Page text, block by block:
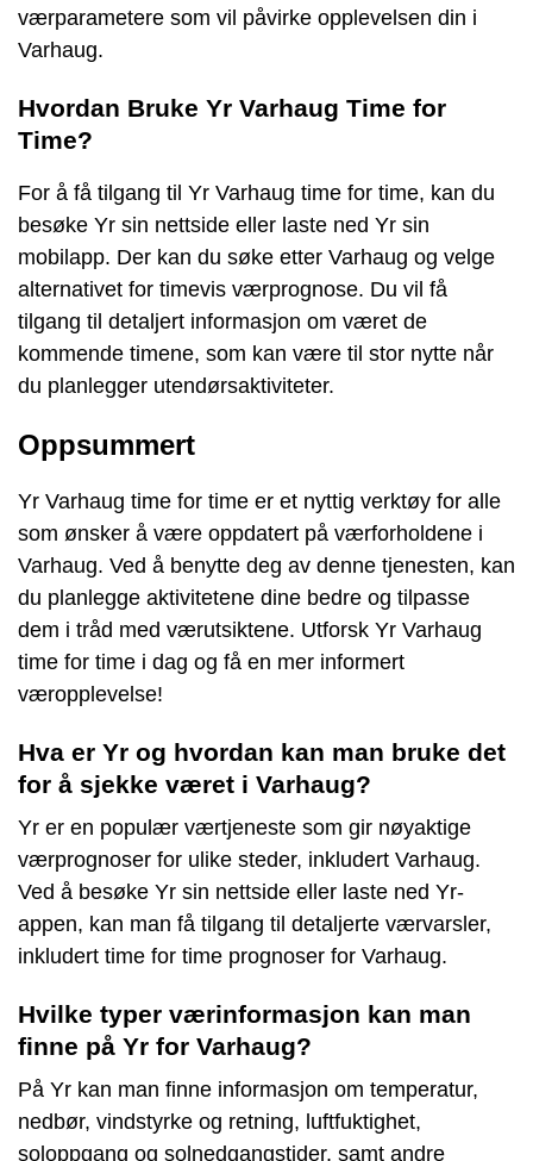
værparametere som vil påvirke opplevelsen din i
Varhaug.
Hvordan Bruke Yr Varhaug Time for
Time?
For å få tilgang til Yr Varhaug time for time, kan du
besøke Yr sin nettside eller laste ned Yr sin
mobilapp. Der kan du søke etter Varhaug og velge
alternativet for timevis værprognose. Du vil få
tilgang til detaljert informasjon om været de
kommende timene, som kan være til stor nytte når
du planlegger utendørsaktiviteter.
Oppsummert
Yr Varhaug time for time er et nyttig verktøy for alle
som ønsker å være oppdatert på værforholdene i
Varhaug. Ved å benytte deg av denne tjenesten, kan
du planlegge aktivitetene dine bedre og tilpasse
dem i tråd med værutsiktene. Utforsk Yr Varhaug
time for time i dag og få en mer informert
væropplevelse!
Hva er Yr og hvordan kan man bruke det
for å sjekke været i Varhaug?
Yr er en populær værtjeneste som gir nøyaktige
værprognoser for ulike steder, inkludert Varhaug.
Ved å besøke Yr sin nettside eller laste ned Yr-
appen, kan man få tilgang til detaljerte værvarsler,
inkludert time for time prognoser for Varhaug.
Hvilke typer værinformasjon kan man
finne på Yr for Varhaug?
På Yr kan man finne informasjon om temperatur,
nedbør, vindstyrke og retning, luftfuktighet,
soloppgang og solnedgangstider, samt andre